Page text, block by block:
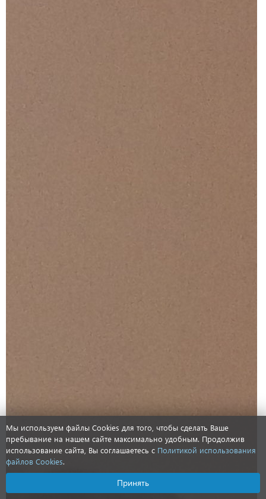
Мы используем файлы Cookies для того, чтобы сделать Ваше
пребывание на нашем сайте максимально удобным. Продолжив
использование сайта, Вы соглашаетесь с Политикой использования
файлов Cookies.
Принять